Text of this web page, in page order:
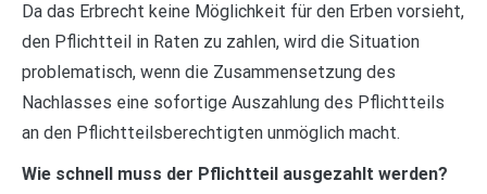
Da das Erbrecht keine Möglichkeit für den Erben vorsieht,
den Pflichtteil in Raten zu zahlen, wird die Situation
problematisch, wenn die Zusammensetzung des
Nachlasses eine sofortige Auszahlung des Pflichtteils
an den Pflichtteilsberechtigten unmöglich macht.
Wie schnell muss der Pflichtteil ausgezahlt werden?